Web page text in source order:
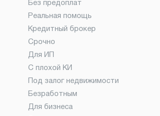
Без предоплат
Реальная помощь
Кредитный брокер
Срочно
Для ИП
С плохой КИ
Под залог недвижимости
Безработным
Для бизнеса